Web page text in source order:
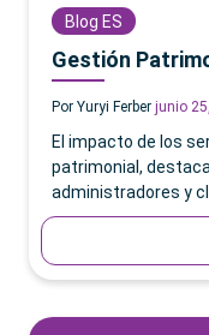
Blog ES
Gestión
Por Yuryi Ferber junio
El impacto de los
patrimonial,
administradores y